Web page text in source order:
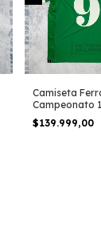
Camiseta
Campeonato
$139.999,00